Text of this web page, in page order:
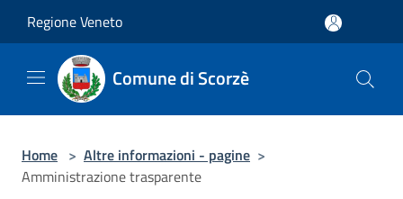
Regione Veneto
Comune di Scorzè
Home > Altre informazioni - pagine >
Amministrazione trasparente